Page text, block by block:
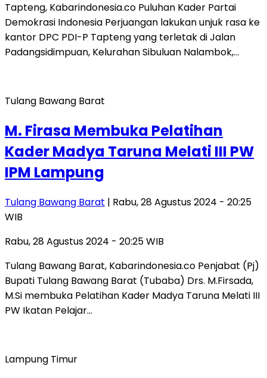
Tapteng, Kabarindonesia.co Puluhan Kader Partai
Demokrasi Indonesia Perjuangan lakukan unjuk rasa ke
kantor DPC PDI-P Tapteng yang terletak di Jalan
Padangsidimpuan, Kelurahan Sibuluan Nalambok,…
Tulang Bawang Barat
M. Firasa Membuka Pelatihan
Kader Madya Taruna Melati III PW
IPM Lampung
Tulang Bawang Barat | Rabu, 28 Agustus 2024 - 20:25
WIB
Rabu, 28 Agustus 2024 - 20:25 WIB
Tulang Bawang Barat, Kabarindonesia.co Penjabat (Pj)
Bupati Tulang Bawang Barat (Tubaba) Drs. M.Firsada,
M.Si membuka Pelatihan Kader Madya Taruna Melati III
PW Ikatan Pelajar…
Lampung Timur